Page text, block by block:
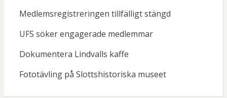
Medlemsregistreringen tillfälligt stängd
UFS söker engagerade medlemmar
Dokumentera Lindvalls kaffe
Fototävling på Slottshistoriska museet